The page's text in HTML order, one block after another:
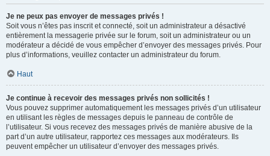
Je ne peux pas envoyer de messages privés !
Soit vous n’êtes pas inscrit et connecté, soit un administrateur a désactivé
entièrement la messagerie privée sur le forum, soit un administrateur ou un
modérateur a décidé de vous empêcher d’envoyer des messages privés. Pour
plus d’informations, veuillez contacter un administrateur du forum.
Haut
Je continue à recevoir des messages privés non sollicités !
Vous pouvez supprimer automatiquement les messages privés d’un utilisateur
en utilisant les règles de messages depuis le panneau de contrôle de
l’utilisateur. Si vous recevez des messages privés de manière abusive de la
part d’un autre utilisateur, rapportez ces messages aux modérateurs. Ils
peuvent empêcher un utilisateur d’envoyer des messages privés.